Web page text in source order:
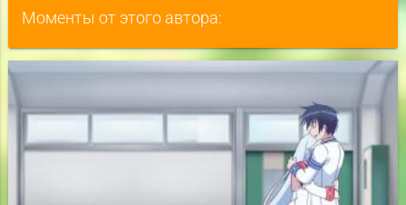
Моменты от этого автора: